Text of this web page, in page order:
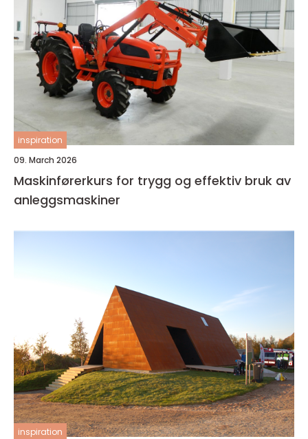
inspiration
09. March 2026
Maskinførerkurs for trygg og effektiv bruk av
anleggsmaskiner
inspiration